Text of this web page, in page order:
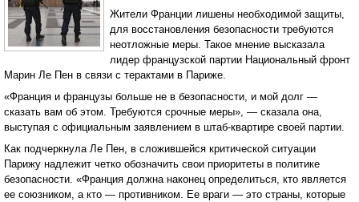
Жители Франции лишены необходимой защиты,
для восстановления безопасности требуются
неотложные меры. Такое мнение высказала
лидер французской партии Национальный фронт
Марин Ле Пен в связи с терактами в Париже.
«Франция и французы больше не в безопасности, и мой долг —
сказать вам об этом. Требуются срочные меры», — сказала она,
выступая с официальным заявлением в штаб-квартире своей партии.
Как подчеркнула Ле Пен, в сложившейся критической ситуации
Парижу надлежит четко обозначить свои приоритеты в политике
безопасности. «Франция должна наконец определиться, кто является
ее союзником, а кто — противником. Ее враги — это страны, которые